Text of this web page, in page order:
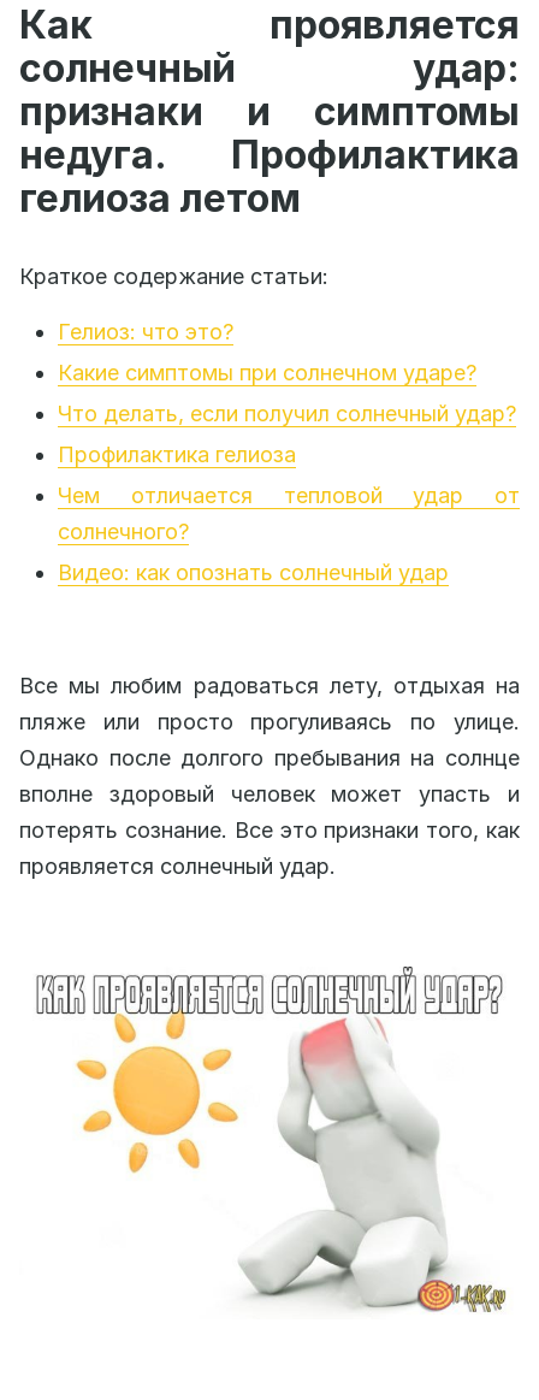
Как проявляется
солнечный удар:
признаки и симптомы
недуга. Профилактика
гелиоза летом
Краткое содержание статьи:
Гелиоз: что это?
Какие симптомы при солнечном ударе?
Что делать, если получил солнечный удар?
Профилактика гелиоза
Чем отличается тепловой удар от
солнечного?
Видео: как опознать солнечный удар
Все мы любим радоваться лету, отдыхая на
пляже или просто прогуливаясь по улице.
Однако после долгого пребывания на солнце
вполне здоровый человек может упасть и
потерять сознание. Все это признаки того, как
проявляется солнечный удар.